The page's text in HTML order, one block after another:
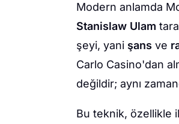
Modern anlamda
Stanislaw Ulam
şeyi, yani şans ve
Carlo Casino'dan
değildir; aynı
Bu teknik, özellikle